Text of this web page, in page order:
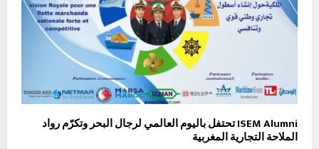
ISEM Alumni تحتفل باليوم العالمي لرجال البحر وتكرّم رواد
الملاحة التجارية المغربية